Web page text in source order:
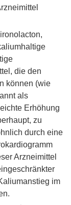
die den
können (wie
als
Erhöhung
zu
durch eine
Arzneimittel
im